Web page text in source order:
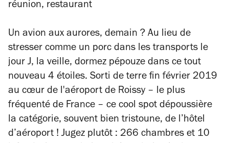
réunion, restaurant
Un avion aux aurores, demain ? Au lieu de
stresser comme un porc dans les transports le
jour J, la veille, dormez pépouze dans ce tout
nouveau 4 étoiles. Sorti de terre fin février 2019
au cœur de l'aéroport de Roissy – le plus
fréquenté de France – ce cool spot dépoussière
la catégorie, souvent bien tristoune, de l’hôtel
d’aéroport ! Jugez plutôt : 266 chambres et 10